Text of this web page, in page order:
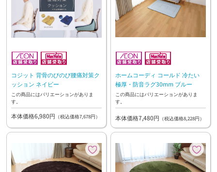
コジット 背骨のびのび腰痛対策ク
ッション ネイビー
この商品にはバリエーションがありま
す。
本体価格6,980円 （税込価格7,678円）
ホームコーディ コールド 冷たい
極厚・防音ラグ30mm ブルー
この商品にはバリエーションがありま
す。
本体価格7,480円 （税込価格8,228円）